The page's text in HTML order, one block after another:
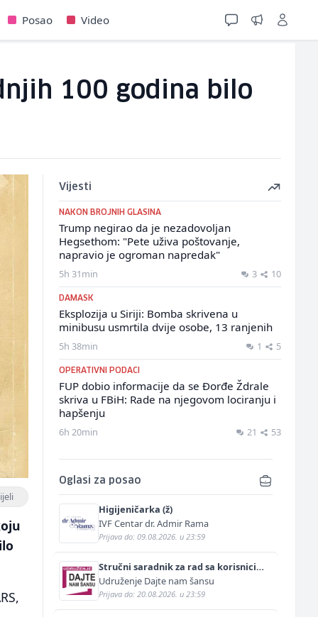
Posao Video
100 godina bilo
Vijesti
NAKON BROJNIH GLASINA
Trump negirao da je nezadovoljan
Hegsethom: "Pete uživa poštovanje,
napravio je ogroman napredak"
5h 31min 3 10
DAMASK
Eksplozija u Siriji: Bomba skrivena u
minibusu usmrtila dvije osobe, 13 ranjenih
5h 38min 1 5
OPERATIVNI PODACI
FUP dobio informacije da se Đorđe Ždrale
skriva u FBiH: Rade na njegovom lociranju i
hapšenju
6h 20min 21 53
Oglasi za posao
Higijeničarka (ž)
IVF Centar dr. Admir Rama
Prijava do: 09.08.2026. u 23:59
Stručni saradnik za rad sa korisnicima
(m/ž)
Udruženje Dajte nam šansu
Prijava do: 20.08.2026. u 23:59